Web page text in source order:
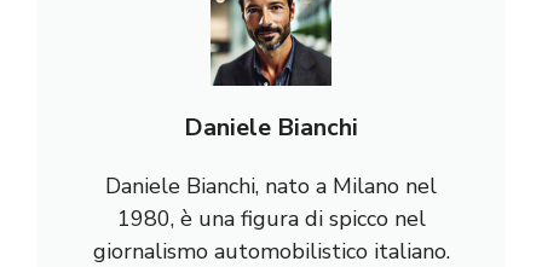
Daniele Bianchi
Daniele Bianchi, nato a Milano nel
1980, è una figura di spicco nel
giornalismo automobilistico italiano.